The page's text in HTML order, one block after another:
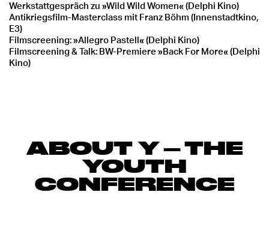
Werkstattgespräch zu »Wild Wild Women« (Delphi Kino)
Antikriegsfilm-Masterclass mit Franz Böhm (Innenstadtkino,
E3)
Filmscreening: »Allegro Pastell« (Delphi Kino)
Filmscreening & Talk: BW-Premiere »Back For More« (Delphi
Kino)
ABOUT Y–THE
YOUTH
CONFERENCE